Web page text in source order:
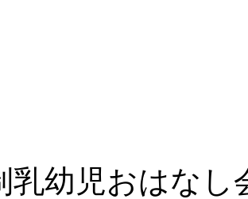
乳幼児おはな